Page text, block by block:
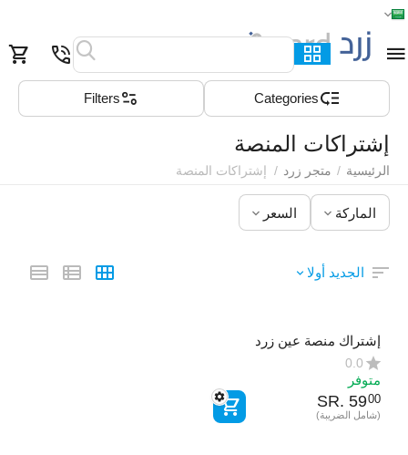
Сategories
Filters
إشتراكات المنصة
الرئيسية / متجر زرد / إشتراكات المنصة
الماركة السعر
الجديد أولا
إشتراك منصة عين زرد
0.0
متوفر
SR. 5900
(شامل الضريبة)
الرئيسية القائمة بحث السلة قائمة المفضلة